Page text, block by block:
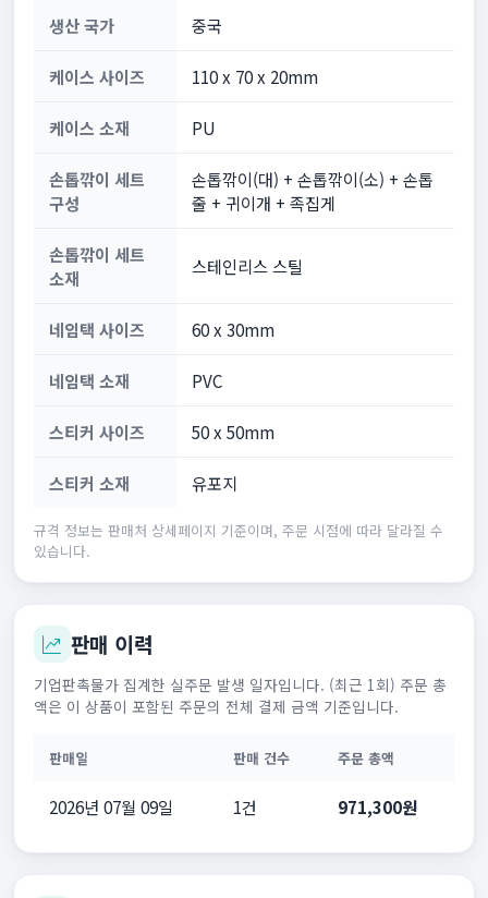
생산 국가 중국
케이스 사이즈 110 x 70 x 20mm
케이스 소재 PU
손톱깎이 세트
구성
손톱깎이(대) + 손톱깎이(소) + 손톱
줄 + 귀이개 + 족집게
손톱깎이 세트
소재
스테인리스 스틸
네임택 사이즈 60 x 30mm
네임택 소재 PVC
스티커 사이즈 50 x 50mm
스티커 소재 유포지
규격 정보는 판매처 상세페이지 기준이며, 주문 시점에 따라 달라질 수
있습니다.
판매 이력
기업판촉물가 집계한 실주문 발생 일자입니다. (최근 1회) 주문 총
액은 이 상품이 포함된 주문의 전체 결제 금액 기준입니다.
판매일 판매 건수 주문 총액
2026년 07월 09일 1건 971,300원